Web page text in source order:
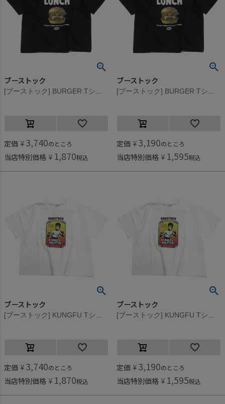
ブーストック
定価 ¥ 3,740のところ
当店特別価格 ¥ 1,870税込
ブーストック
定価 ¥ 3,190のところ
当店特別価格 ¥ 1,595税込
ブーストック
定価 ¥ 3,740のところ
当店特別価格 ¥ 1,870税込
ブーストック
定価 ¥ 3,190のところ
当店特別価格 ¥ 1,595税込